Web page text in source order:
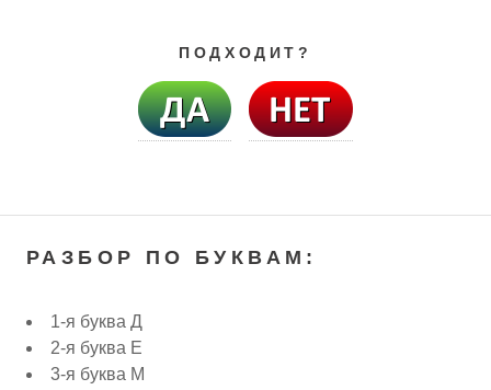
ПОДХОДИТ?
РАЗБОР ПО БУКВАМ:
1-я буква Д
2-я буква Е
3-я буква М